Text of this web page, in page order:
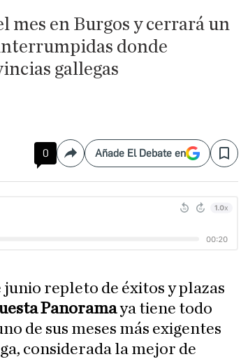
mes en Burgos y cerrará un
donde
gallegas
0 CompartirAñade El Debate en Save
junio repleto de éxitos y plazas
Panoramaya tiene todo
de sus meses más exigentes
considerada la mejor de